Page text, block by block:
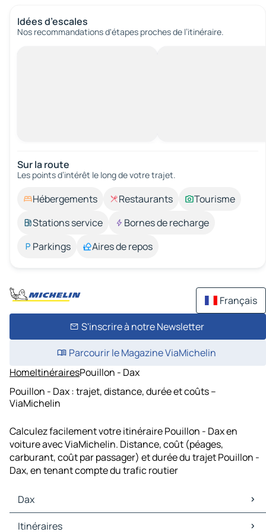
Idées d’escales
Nos recommandations d'étapes proches de l’itinéraire.
Sur la route
Les points d’intérêt le long de votre trajet.
Hébergements Restaurants
Tourisme
Stations service
Bornes de recharge
Parkings
Aires de repos
Français
S'inscrire à notre Newsletter
Parcourir le Magazine ViaMichelin
HomeItinérairesPouillon - Dax
Pouillon - Dax : trajet, distance, durée et coûts –
ViaMichelin
Calculez facilement votre itinéraire Pouillon - Dax en
voiture avec ViaMichelin. Distance, coût (péages,
carburant, coût par passager) et durée du trajet Pouillon -
Dax, en tenant compte du trafic routier
Dax
Dax Cartes et plans
Itinéraires